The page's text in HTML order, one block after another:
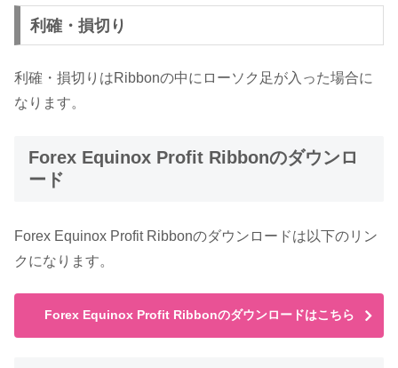
利確・損切り
利確・損切りはRibbonの中にローソク足が入った場合に
なります。
Forex Equinox Profit Ribbonのダウンロ
ード
Forex Equinox Profit Ribbonのダウンロードは以下のリン
クになります。
Forex Equinox Profit Ribbonのダウンロードはこちら